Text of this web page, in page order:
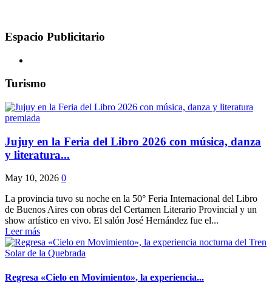
Espacio Publicitario
Turismo
Jujuy en la Feria del Libro 2026 con música, danza
y literatura...
May 10, 2026 0
La provincia tuvo su noche en la 50° Feria Internacional del Libro
de Buenos Aires con obras del Certamen Literario Provincial y un
show artístico en vivo. El salón José Hernández fue el...
Leer más
Regresa «Cielo en Movimiento», la experiencia...